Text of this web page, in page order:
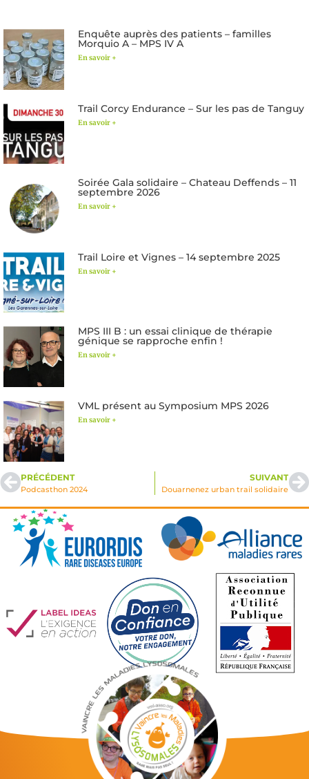
Enquête auprès des patients – familles
Morquio A – MPS IV A
En savoir +
Trail Corcy Endurance – Sur les pas de Tanguy
En savoir +
Soirée Gala solidaire – Chateau Deffends – 11
septembre 2026
En savoir +
Trail Loire et Vignes – 14 septembre 2025
En savoir +
MPS III B : un essai clinique de thérapie
génique se rapproche enfin !
En savoir +
VML présent au Symposium MPS 2026
En savoir +
PRÉCÉDENT
Podcasthon 2024
SUIVANT
Douarnenez urban trail solidaire